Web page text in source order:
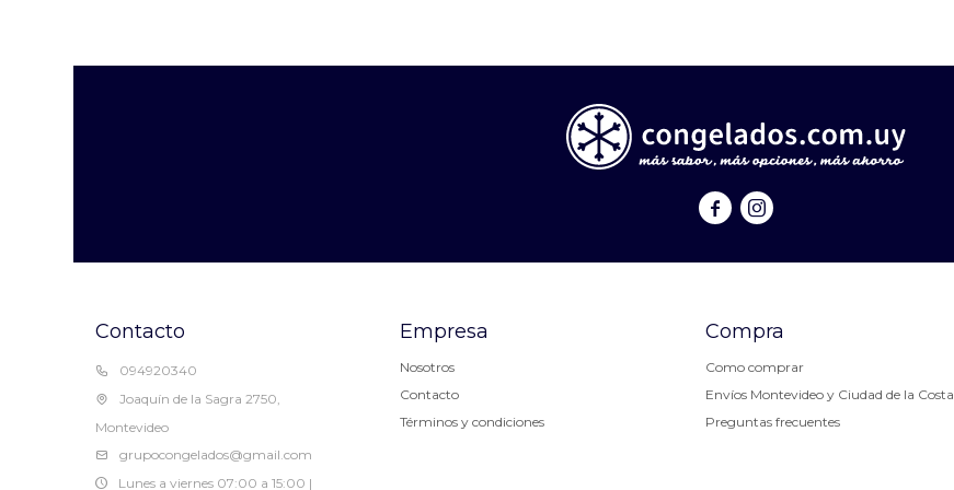
 
Contacto
094920340
Joaquín de la Sagra 2750,
Montevideo
grupocongelados@gmail.com
Lunes a viernes 07:00 a 15:00 |
Empresa
Nosotros
Contacto
Términos y condiciones
Compra
Como comprar
Envíos Montevideo y Ciudad de la Costa
Preguntas frecuentes